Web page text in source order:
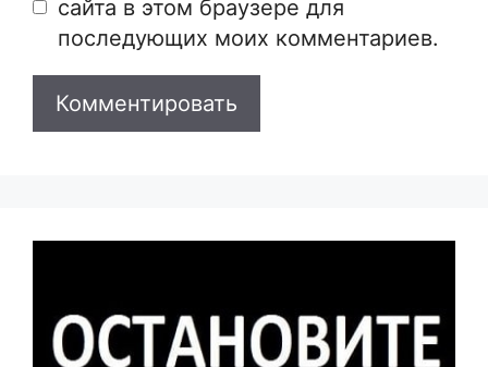
сайта в этом браузере для
последующих моих комментариев.